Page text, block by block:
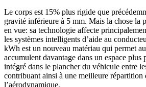
Le corps est 15% plus rigide que
gravité inférieure à 5 mm. Mais la chose la
en vue: sa technologie affecte
les systèmes intelligents d’aide au
kWh est un nouveau matériau qui permet
accumulent davantage dans un espace
intégré dans le plancher du véhicule entre
contribuant ainsi à une meilleure répartition
l’aérodynamique.